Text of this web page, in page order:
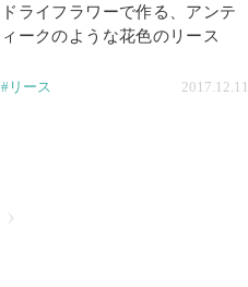
ドライフラワーで作る、アンテ
ィークのような花色のリース
#リース 2017.12.11